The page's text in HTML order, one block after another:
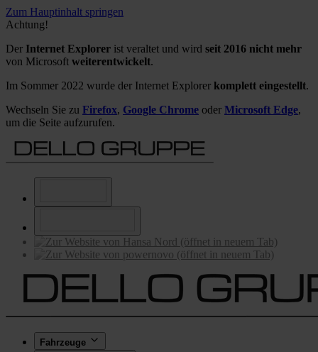
Zum Hauptinhalt springen
Achtung!
Der Internet Explorer ist veraltet und wird seit 2016 nicht mehr
von Microsoft weiterentwickelt.
Im Sommer 2022 wurde der Internet Explorer komplett eingestellt.
Wechseln Sie zu Firefox, Google Chrome oder Microsoft Edge,
um die Seite aufzurufen.
Fahrzeuge